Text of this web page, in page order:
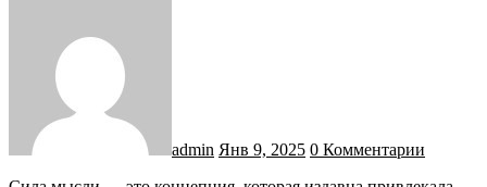
admin Янв 9, 2025 0 Комментарии